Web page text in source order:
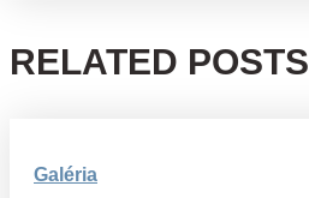
RELATED POSTS
Galéria